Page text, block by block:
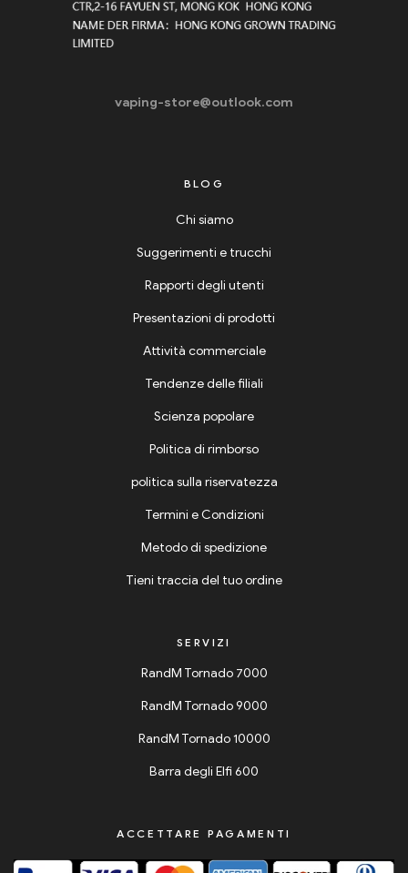
vaping-store@outlook.com
BLOG
Chi siamo
Suggerimenti e trucchi
Rapporti degli utenti
Presentazioni di prodotti
Attività commerciale
Tendenze delle filiali
Scienza popolare
Politica di rimborso
politica sulla riservatezza
Termini e Condizioni
Metodo di spedizione
Tieni traccia del tuo ordine
SERVIZI
RandM Tornado 7000
RandM Tornado 9000
RandM Tornado 10000
Barra degli Elfi 600
ACCETTARE PAGAMENTI